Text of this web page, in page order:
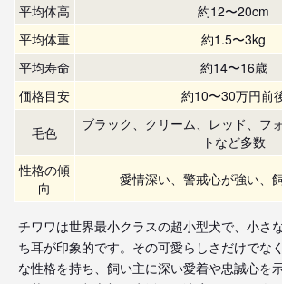
平均体高
約12〜20cm
平均体重
約1.5〜3kg
平均寿命
約14〜16歳
価格目安
約10〜30万円前
毛色
ブラック、クリーム、レッド、フ
トなど多数
性格の傾
向
愛情深い、警戒心が強い、
チワワは世界最小クラスの超小型犬で、小さ
ち耳が印象的です。その可愛らしさだけでな
な性格を持ち、飼い主に深い愛着や忠誠心を